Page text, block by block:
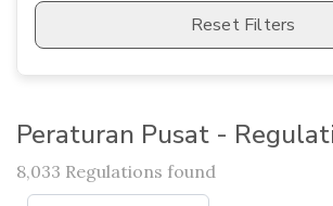
Reset Filters
Peraturan Pusat -
8,033 Regulations found